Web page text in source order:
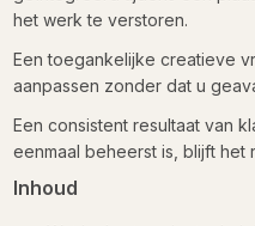
het werk te verstoren.
Een toegankelijke creatieve
aanpassen zonder dat u
Een consistent resultaat van
eenmaal beheerst is, blijft het
Inhoud